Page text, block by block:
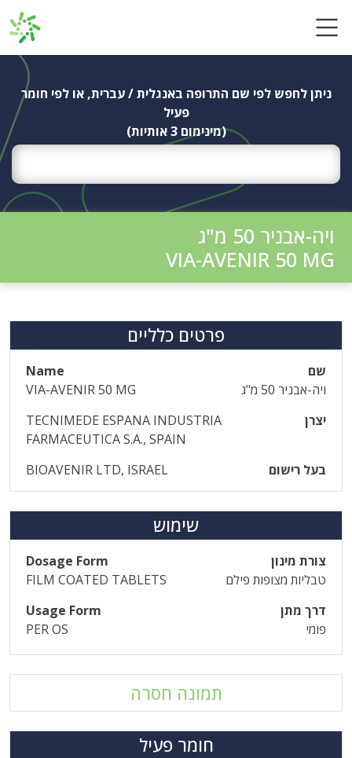
ניתן לחפש לפי שם התרופה באנגלית / עברית, או לפי חומר
פעיל
(מינימום 3 אותיות)
ויה-אבניר 50 מ"ג
VIA-AVENIR 50 MG
פרטים כלליים
שם
Name
ויה-אבניר 50 מ"ג
VIA-AVENIR 50 MG
יצרן
TECNIMEDE ESPANA INDUSTRIA
FARMACEUTICA S.A., SPAIN
בעל רישום
BIOAVENIR LTD, ISRAEL
שימוש
צורת מינון
Dosage Form
טבליות מצופות פילם
FILM COATED TABLETS
דרך מתן
Usage Form
פומי
PER OS
תמונה חסרה
חומר פעיל